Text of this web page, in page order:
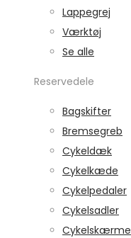
Lappegrej
Værktøj
Se alle
Reservedele
Bagskifter
Bremsegreb
Cykeldæk
Cykelkæde
Cykelpedaler
Cykelsadler
Cykelskærme